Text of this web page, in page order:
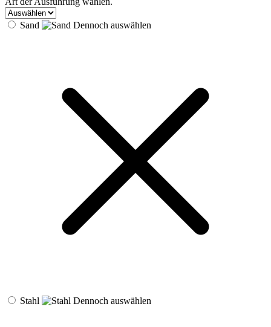
Sand Dennoch auswählen
Stahl Dennoch auswählen